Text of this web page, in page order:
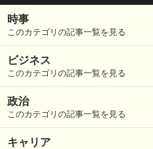
時事
このカテゴリの記事一覧を見る
ビジネス
このカテゴリの記事一覧を見る
政治
このカテゴリの記事一覧を見る
キャリア